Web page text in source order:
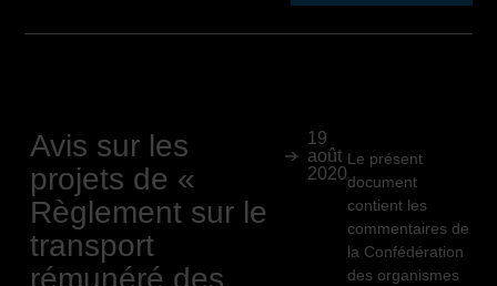
Avis sur les
projets de «
Règlement sur le
transport
rémunéré des
19
août
2020
Le présent
document
contient les
commentaires de
la Confédération
des organismes